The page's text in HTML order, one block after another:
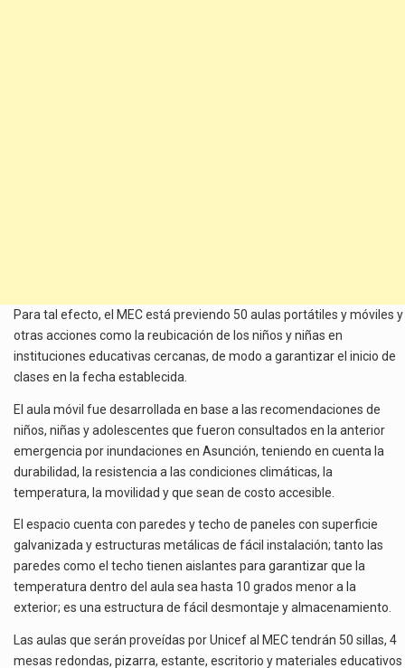
Para tal efecto, el MEC está previendo 50 aulas portátiles y móviles y
otras acciones como la reubicación de los niños y niñas en
instituciones educativas cercanas, de modo a garantizar el inicio de
clases en la fecha establecida.
El aula móvil fue desarrollada en base a las recomendaciones de
niños, niñas y adolescentes que fueron consultados en la anterior
emergencia por inundaciones en Asunción, teniendo en cuenta la
durabilidad, la resistencia a las condiciones climáticas, la
temperatura, la movilidad y que sean de costo accesible.
El espacio cuenta con paredes y techo de paneles con superficie
galvanizada y estructuras metálicas de fácil instalación; tanto las
paredes como el techo tienen aislantes para garantizar que la
temperatura dentro del aula sea hasta 10 grados menor a la
exterior; es una estructura de fácil desmontaje y almacenamiento.
Las aulas que serán proveídas por Unicef al MEC tendrán 50 sillas, 4
mesas redondas, pizarra, estante, escritorio y materiales educativos